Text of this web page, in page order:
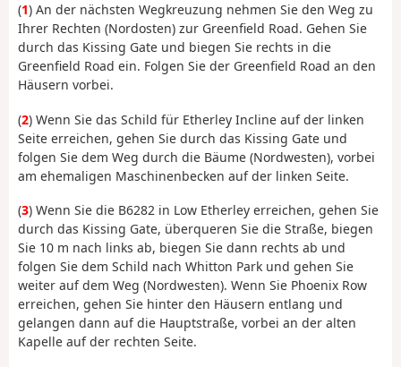
(1) An der nächsten Wegkreuzung nehmen Sie den Weg zu
Ihrer Rechten (Nordosten) zur Greenfield Road. Gehen Sie
durch das Kissing Gate und biegen Sie rechts in die
Greenfield Road ein. Folgen Sie der Greenfield Road an den
Häusern vorbei.
(2) Wenn Sie das Schild für Etherley Incline auf der linken
Seite erreichen, gehen Sie durch das Kissing Gate und
folgen Sie dem Weg durch die Bäume (Nordwesten), vorbei
am ehemaligen Maschinenbecken auf der linken Seite.
(3) Wenn Sie die B6282 in Low Etherley erreichen, gehen Sie
durch das Kissing Gate, überqueren Sie die Straße, biegen
Sie 10 m nach links ab, biegen Sie dann rechts ab und
folgen Sie dem Schild nach Whitton Park und gehen Sie
weiter auf dem Weg (Nordwesten). Wenn Sie Phoenix Row
erreichen, gehen Sie hinter den Häusern entlang und
gelangen dann auf die Hauptstraße, vorbei an der alten
Kapelle auf der rechten Seite.